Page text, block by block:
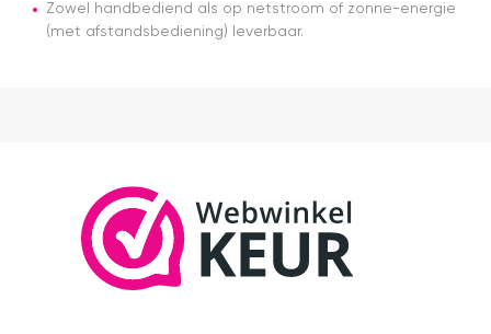
origineel
die ook
het en der
worden
verkocht.
Zowel handbediend als op netstroom of zonne-energie
(met afstandsbediening) leverbaar.